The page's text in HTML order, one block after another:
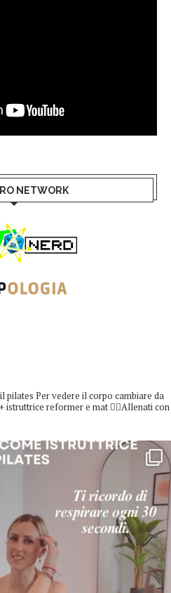
NETWORK
pilates Per vedere il corpo cambiare da
istruttrice reformer e mat 👇🏻Allenati con